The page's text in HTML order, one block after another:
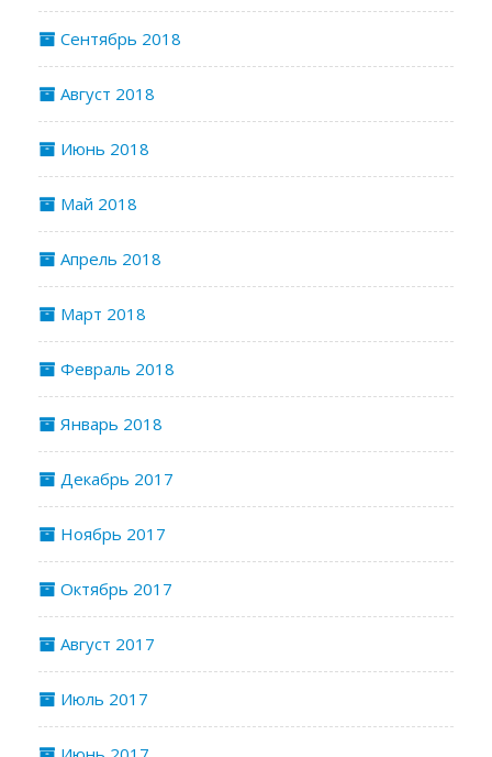
Сентябрь 2018
Август 2018
Июнь 2018
Май 2018
Апрель 2018
Март 2018
Февраль 2018
Январь 2018
Декабрь 2017
Ноябрь 2017
Октябрь 2017
Август 2017
Июль 2017